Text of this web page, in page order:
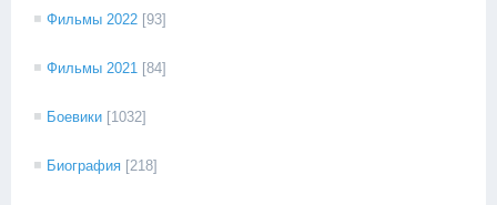
Фильмы 2022 [93]
Фильмы 2021 [84]
Боевики [1032]
Биография [218]